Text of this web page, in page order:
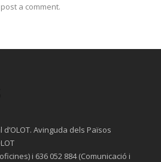
a comment.
d’OLOT. Avinguda dels Països
i 636 052 884 (Comunicació i